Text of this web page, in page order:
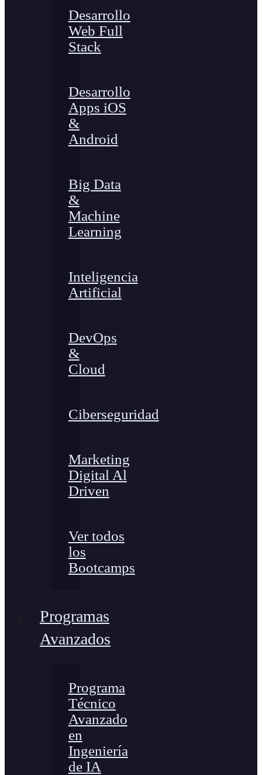
Desarrollo
Web Full
Stack
Desarrollo
Apps iOS
&
Android
Big Data
&
Machine
Learning
Inteligencia
Artificial
DevOps
&
Cloud
Ciberseguridad
Marketing
Digital Al
Driven
Ver todos
los
Bootcamps
Programas
Avanzados
Programa
Técnico
Avanzado
en
Ingeniería
de IA